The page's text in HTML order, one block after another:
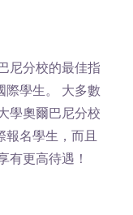
尼分校的最佳指
際學生。 大多數
學奧爾巴尼分校
名學生，而且
有更高待遇！